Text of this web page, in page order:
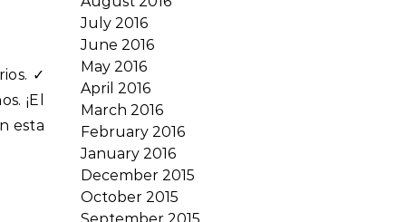
✓
¡El
esta
July 2016
June 2016
May 2016
April 2016
March 2016
February 2016
January 2016
December 2015
October 2015